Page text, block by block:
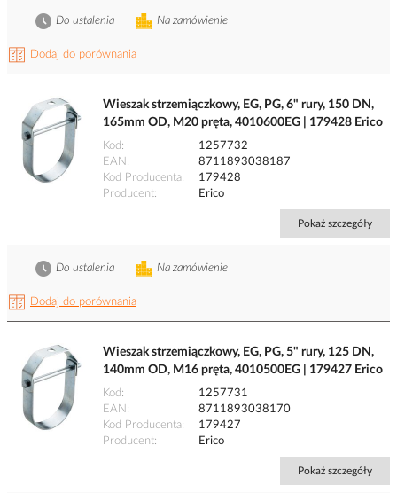
Dodaj do porównania
Na zamówienie
Do ustalenia
Wieszak strzemiączkowy, EG, PG, 6" rury, 150 DN,
165mm OD, M20 pręta, 4010600EG | 179428 Erico
Kod
1257732
EAN
8711893038187
Kod Producenta
179428
Producent
Erico
Pokaż szczegóły
Dodaj do porównania
Na zamówienie
Do ustalenia
Wieszak strzemiączkowy, EG, PG, 5" rury, 125 DN,
140mm OD, M16 pręta, 4010500EG | 179427 Erico
Kod
1257731
EAN
8711893038170
Kod Producenta
179427
Producent
Erico
Pokaż szczegóły